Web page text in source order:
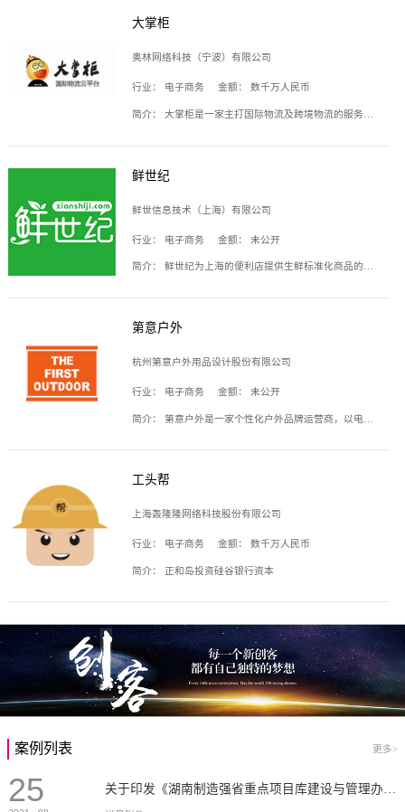
大掌柜
奥林网络科技（宁波）有限公司
行业： 电子商务 金额： 数千万人民币
简介： 大掌柜是一家主打国际物流及跨境物流的服务云平台，致力于帮助全球国际物流企业在互联网上建立自己的平台，核心产品包括运价通、生意通、业务通、订舱通、招财通等，奥林网络科技（宁波）有限公司旗下产品。
鲜世纪
鲜世信息技术（上海）有限公司
行业： 电子商务 金额： 未公开
简介： 鲜世纪为上海的便利店提供生鲜标准化商品的供应链服务，帮商家解决生鲜采购、运营问题，帮助商家销售。平台提供的商品覆盖果蔬肉类、常温与低温奶制品、冷冻食品、零食饮料、粮油副食、居家洗护等多个品类，上架SKU3000余个。公司建立了近万平方米的仓储场地和物流配送体系，为合作商家提供快速配送服务。
第意户外
杭州第意户外用品设计股份有限公司
行业： 电子商务 金额： 未公开
简介： 第意户外是一家个性化户外品牌运营商，以电子商务为主要载体，主要从事户外产品的设计、生产、销售业务，产品包含冲锋衣、户外鞋、户外背包等。
工头帮
上海轰隆隆网络科技股份有限公司
行业： 电子商务 金额： 数千万人民币
简介： 正和岛投资硅谷银行资本
案例列表 更多>
25